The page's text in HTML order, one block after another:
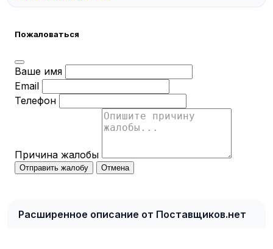
Пожаловаться
Ваше имя
Email
Телефон
Причина жалобы
Отправить жалобу Отмена
Расширенное описание от Поставщиков.нет